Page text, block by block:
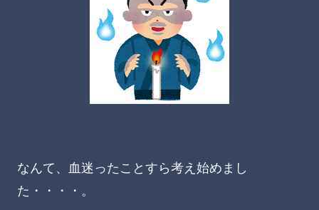
なんて、血迷ったことすら考え始めまし
た・・・・。